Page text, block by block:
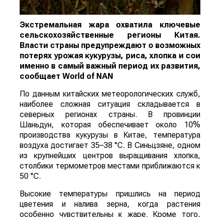
Экстремальная жара охватила ключевые
сельскохозяйственные регионы Китая.
Власти страны предупреждают о возможных
потерях урожая кукурузы, риса, хлопка и сои
именно в самый важный период их развития,
сообщает World of NAN
По данным китайских метеорологических служб,
наиболее сложная ситуация складывается в
северных регионах страны. В провинции
Шаньдун, которая обеспечивает около 10%
производства кукурузы в Китае, температура
воздуха достигает 35–38 °C. В Синьцзяне, одном
из крупнейших центров выращивания хлопка,
столбики термометров местами приближаются к
50 °C.
Высокие температуры пришлись на период
цветения и налива зерна, когда растения
особенно чувствительны к жаре. Кроме того,